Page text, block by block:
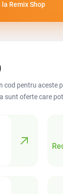
cod pentru
sunt oferte care
Remix Shop